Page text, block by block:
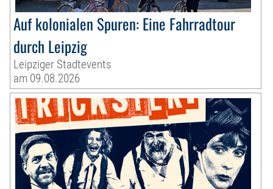
Auf kolonialen Spuren: Eine Fahrradtour
durch Leipzig
Leipziger Stadtevents
am 09.08.2026